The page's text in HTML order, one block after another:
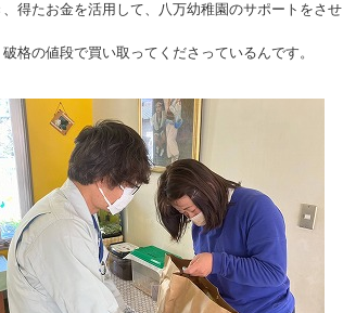
得たお金を活用して、八万幼稚園のサポートをさせ
格の値段で買い取ってくださっているんです。